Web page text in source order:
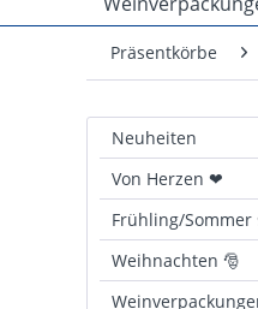
Präsentkörbe
Neuheiten
Von Herzen ❤
Frühling/Sommer
Weihnachten 🎅